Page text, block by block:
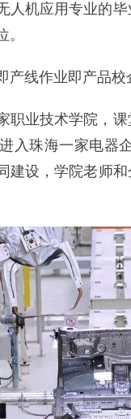
人机应用专业的
产线作业即产品
职业技术学院，
入珠海一家电器
建设，学院老师